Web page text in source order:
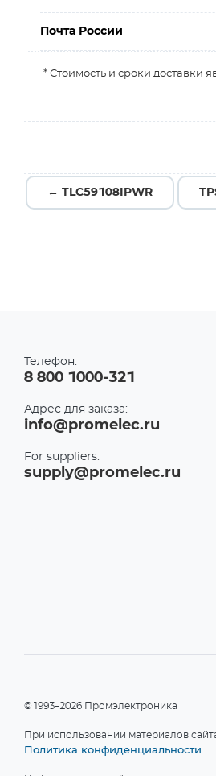
Почта России
* Стоимость и сроки доставки
← TLC59108IPWR
Телефон:
8 800 1000-321
Адрес для заказа:
info@promelec.ru
For suppliers:
supply@promelec.ru
©1993–2026 Промэлектроника
При использовании материалов
Политика конфиденциальности